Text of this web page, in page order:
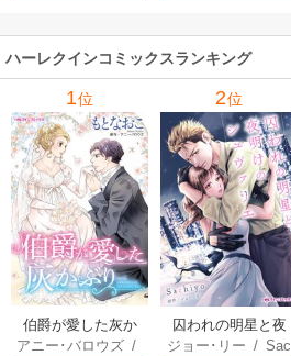
ーガン/星合操/ア
ン･ウィール/ 津寺
里可子
ウェイ/一重夕子
ハーレクインコミックスランキング
1位
伯爵が愛した灰か
ぶり
アニー･バロウズ/
2位
囚われの明星と夜
明けのシュヴァリ
ジョー･リー /Sac